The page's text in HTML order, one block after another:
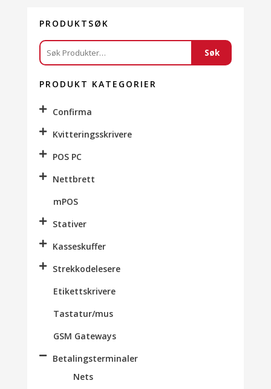
PRODUKTSØK
Søk
etter:
Søk
PRODUKT KATEGORIER
Confirma
Kvitteringsskrivere
POS PC
Nettbrett
mPOS
Stativer
Kasseskuffer
Strekkodelesere
Etikettskrivere
Tastatur/mus
GSM Gateways
Betalingsterminaler
Nets